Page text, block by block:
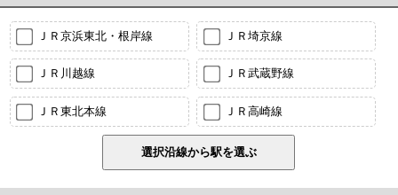
ＪＲ京浜東北・根岸線 ＪＲ埼京線
ＪＲ川越線 ＪＲ武蔵野線
ＪＲ東北本線 ＪＲ高崎線